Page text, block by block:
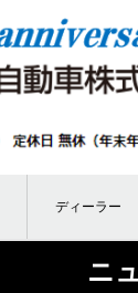
ディーラー
ニ